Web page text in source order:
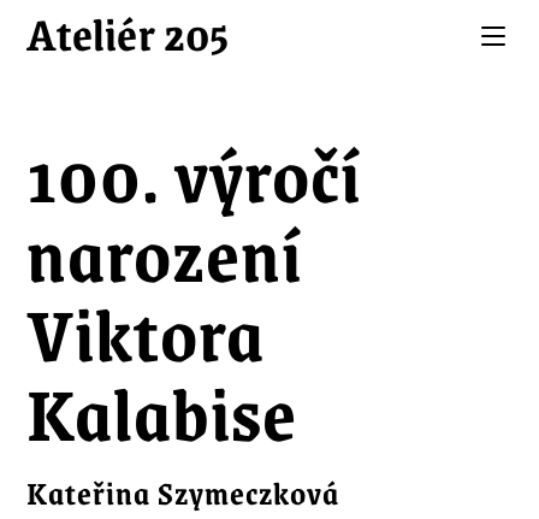
Ateliér 205
100. výročí
narození
Viktora
Kalabise
Kateřina Szymeczková